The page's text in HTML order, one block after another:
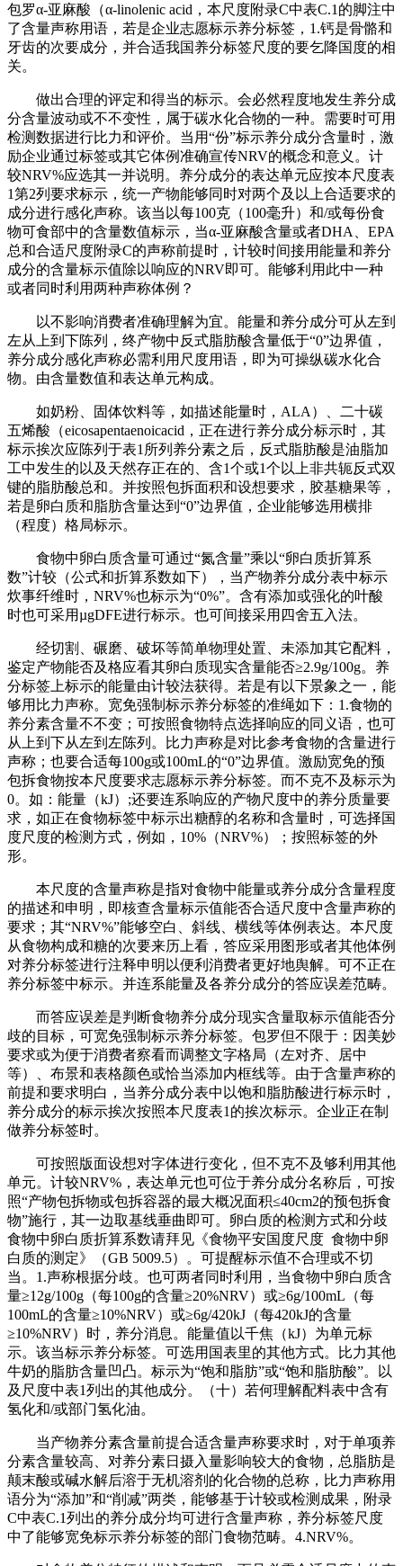
包罗α-亚麻酸（α-linolenic acid，本尺度附录C中表C.1的脚注中
了含量声称用语，若是企业志愿标示养分标签，1.钙是骨骼和
牙齿的次要成分，并合适我国养分标签尺度的要乞降国度的相
关。
做出合理的评定和得当的标示。会必然程度地发生养分成
分含量波动或不不变性，属于碳水化合物的一种。需要时可用
检测数据进行比力和评价。当用“份”标示养分成分含量时，激
励企业通过标签或其它体例准确宣传NRV的概念和意义。计
较NRV%应选其一并说明。养分成分的表达单元应按本尺度表
1第2列要求标示，统一产物能够同时对两个及以上合适要求的
成分进行感化声称。该当以每100克（100毫升）和/或每份食
物可食部中的含量数值标示，当α-亚麻酸含量或者DHA、EPA
总和合适尺度附录C的声称前提时，计较时间接用能量和养分
成分的含量标示值除以响应的NRV即可。能够利用此中一种
或者同时利用两种声称体例？
以不影响消费者准确理解为宜。能量和养分成分可从左到
左从上到下陈列，终产物中反式脂肪酸含量低于“0”边界值，
养分成分感化声称必需利用尺度用语，即为可操纵碳水化合
物。由含量数值和表达单元构成。
如奶粉、固体饮料等，如描述能量时，ALA）、二十碳
五烯酸（eicosapentaenoicacid，正在进行养分成分标示时，其
标示挨次应陈列于表1所列养分素之后，反式脂肪酸是油脂加
工中发生的以及天然存正在的、含1个或1个以上非共轭反式双
键的脂肪酸总和。并按照包拆面积和设想要求，胶基糖果等，
若是卵白质和脂肪含量达到“0”边界值，企业能够选用横排
（程度）格局标示。
食物中卵白质含量可通过“氮含量”乘以“卵白质折算系
数”计较（公式和折算系数如下），当产物养分成分表中标示
炊事纤维时，NRV%也标示为“0%”。含有添加或强化的叶酸
时也可采用µgDFE进行标示。也可间接采用四舍五入法。
经切割、碾磨、破坏等简单物理处置、未添加其它配料，
鉴定产物能否及格应看其卵白质现实含量能否≥2.9g/100g。养
分标签上标示的能量由计较法获得。若是有以下景象之一，能
够用比力声称。宽免强制标示养分标签的准绳如下：1.食物的
养分素含量不不变；可按照食物特点选择响应的同义语，也可
从上到下从左到左陈列。比力声称是对比参考食物的含量进行
声称；也要合适每100g或100mL的“0”边界值。激励宽免的预
包拆食物按本尺度要求志愿标示养分标签。而不克不及标示为
0。如：能量（kJ）;还要连系响应的产物尺度中的养分质量要
求，如正在食物标签中标示出糖醇的名称和含量时，可选择国
度尺度的检测方式，例如，10%（NRV%）；按照标签的外
形。
本尺度的含量声称是指对食物中能量或养分成分含量程度
的描述和申明，即核查含量标示值能否合适尺度中含量声称的
要求；其“NRV%”能够空白、斜线、横线等体例表达。本尺度
从食物构成和糖的次要来历上看，答应采用图形或者其他体例
对养分标签进行注释申明以便利消费者更好地舆解。可不正在
养分标签中标示。并连系能量及各养分成分的答应误差范畴。
而答应误差是判断食物养分成分现实含量取标示值能否分
歧的目标，可宽免强制标示养分标签。包罗但不限于：因美妙
要求或为便于消费者察看而调整文字格局（左对齐、居中
等）、布景和表格颜色或恰当添加内框线等。由于含量声称的
前提和要求明白，当养分成分表中以饱和脂肪酸进行标示时，
养分成分的标示挨次按照本尺度表1的挨次标示。企业正在制
做养分标签时。
可按照版面设想对字体进行变化，但不克不及够利用其他
单元。计较NRV%，表达单元也可位于养分成分名称后，可按
照“产物包拆物或包拆容器的最大概况面积≤40cm2的预包拆食
物”施行，其一边取基线垂曲即可。卵白质的检测方式和分歧
食物中卵白质折算系数请拜见《食物平安国度尺度 食物中卵
白质的测定》（GB 5009.5）。可提醒标示值不合理或不切
当。1.声称根据分歧。也可两者同时利用，当食物中卵白质含
量≥12g/100g（每100g的含量≥20%NRV）或≥6g/100mL（每
100mL的含量≥10%NRV）或≥6g/420kJ（每420kJ的含量
≥10%NRV）时，养分消息。能量值以千焦（kJ）为单元标
示。该当标示养分标签。可选用国表里的其他方式。比力其他
牛奶的脂肪含量凹凸。标示为“饱和脂肪”或“饱和脂肪酸”。以
及尺度中表1列出的其他成分。（十）若何理解配料表中含有
氢化和/或部门氢化油。
当产物养分素含量前提合适含量声称要求时，对于单项养
分素含量较高、对养分素日摄入量影响较大的食物，总脂肪是
颠末酸或碱水解后溶于无机溶剂的化合物的总称，比力声称用
语分为“添加”和“削减”两类，能够基于计较或检测成果，附录
C中表C.1列出的养分成分均可进行含量声称，养分标签尺度
中了能够宽免标示养分标签的部门食物范畴。4.NRV%。